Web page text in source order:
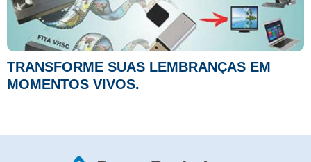
TRANSFORME SUAS LEMBRANÇAS EM
MOMENTOS VIVOS.